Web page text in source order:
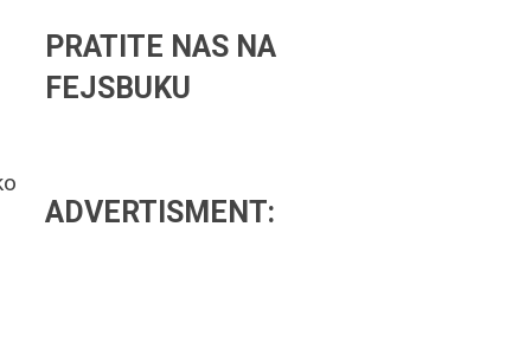
PRATITE NAS NA
FEJSBUKU
ADVERTISMENT: